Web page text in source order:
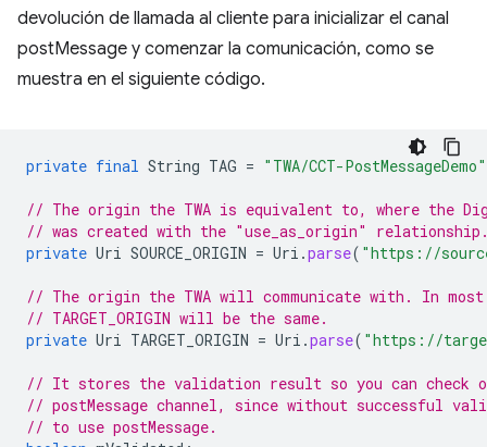
devolución de llamada al cliente para inicializar el canal
postMessage y comenzar la comunicación, como se
muestra en el siguiente código.
private final String TAG = "TWA/CCT-PostMessageDemo"
// The origin the TWA is equivalent to, where the
// was created with the "use_as_origin"
private Uri SOURCE_ORIGIN = Uri .parse( "https://
// The origin the TWA will communicate with. In most
// TARGET_ORIGIN will be the same.
private Uri TARGET_ORIGIN = Uri .parse( "https://
// It stores the validation result so you can check
// postMessage channel, since without successful
// to use postMessage.